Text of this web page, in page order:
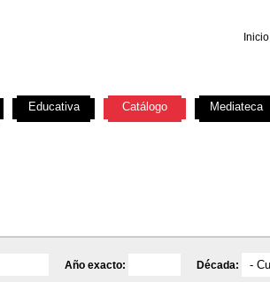
Inicio
Año exacto: Década:
Educativa Catálogo Mediateca